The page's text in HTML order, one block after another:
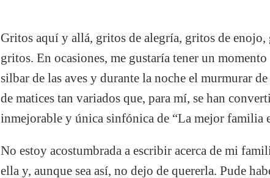
Gritos aquí y allá, gritos de alegría, gritos de enojo,
gritos. En ocasiones, me gustaría tener un
silbar de las aves y durante la noche el murmurar
de matices tan variados que, para mí, se han
inmejorable y única sinfónica de “La mejor familia
No estoy acostumbrada a escribir acerca de mi
ella y, aunque sea así, no dejo de quererla. Pude